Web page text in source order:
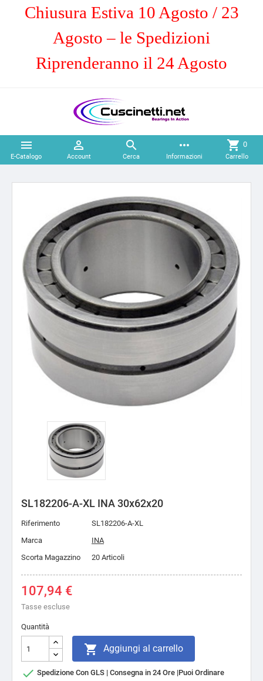
Chiusura Estiva 10 Agosto / 23
Agosto – le Spedizioni
Riprenderanno il 24 Agosto

E-Catalogo

Account

Cerca
more_horiz
Informazioni
shopping_cart 0
Carrello
SL182206-A-XL INA 30x62x20
Riferimento
SL182206-A-XL
Marca
INA
Scorta Magazzino
20 Articoli
107,94 €
Tasse escluse
Quantità
 Aggiungi al carrello
 Spedizione Con GLS | Consegna in 24 Ore |Puoi Ordinare